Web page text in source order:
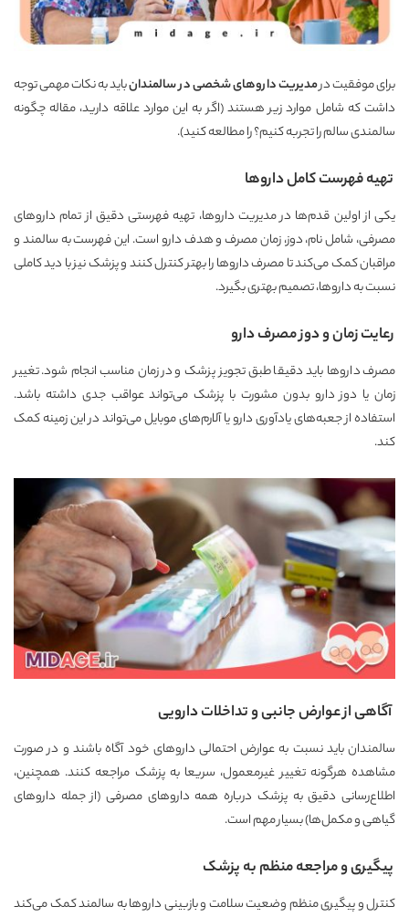
برای موفقیت درمدیریت داروهای شخصی در سالمندانباید به نکات مهمی توجه
داشت که شامل موارد زیر هستند (اگر به این موارد علاقه دارید، مقاله چگونه
سالمندی سالم را تجربه کنیم؟را مطالعه کنید).
تهیه فهرست کامل داروها
یکی از اولین قدم‌ها در مدیریت داروها، تهیه فهرستی دقیق از تمام داروهای
مصرفی، شامل نام، دوز، زمان مصرف و هدف دارو است. این فهرست به سالمند و
مراقبان کمک می‌کند تا مصرف داروها را بهتر کنترل کنند و پزشک نیز با دید کاملی
نسبت به داروها، تصمیم بهتری بگیرد.
رعایت زمان و دوز مصرف دارو
مصرف داروها باید دقیقا طبق تجویز پزشک و در زمان مناسب انجام شود. تغییر
زمان یا دوز دارو بدون مشورت با پزشک می‌تواند عواقب جدی داشته باشد.
استفاده از جعبه‌های یادآوری دارو یا آلارم‌های موبایل می‌تواند در این زمینه کمک
کند.
آگاهی از عوارض جانبی و تداخلات دارویی
سالمندان باید نسبت به عوارض احتمالی داروهای خود آگاه باشند و در صورت
مشاهده هرگونه تغییر غیرمعمول، سریعا به پزشک مراجعه کنند. همچنین،
اطلاع‌رسانی دقیق به پزشک درباره همه داروهای مصرفی (از جمله داروهای
گیاهی و مکمل‌ها) بسیار مهم است.
پیگیری و مراجعه منظم به پزشک
کنترل و پیگیری منظم وضعیت سلامت و بازبینی داروها به سالمند کمک می‌کند